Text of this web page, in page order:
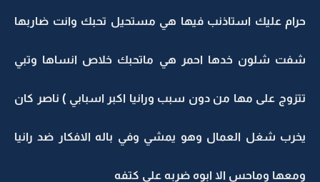
حرام عليك استاذنب فيها هي مستحيل تحبك وانت ضاربها
شفت شلون خدها احمر هي ماتحبك خلاص انساها وتبي
تتزوج على مها من دون سبب ورانيا اكبر اسبابي ) ناصر كان
يخرب شغل العمال وهو يمشي وفي باله الافكار ضد رانيا
ومعها وماحس الا ابوه ضربه على كتفه